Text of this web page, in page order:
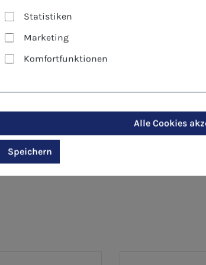
je Motiv): Karte ungefalzt, Briefhülle,
- ideal für Glückwünsche von
Statistiken
Marketing
Komfortfunktionen
Alle Cookies
Speichern